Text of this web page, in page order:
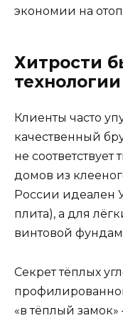
экономии на
Хитрости
технологии
Клиенты часто
качественный
не
домов из
России идеален
плита), а для
винтовой
Секрет тёплых
«в тёплый замок»